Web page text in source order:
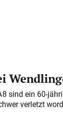
sind ein 60-
verletzt